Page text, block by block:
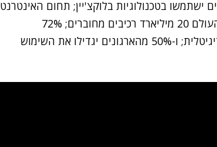
מחקריים: "עד 2020, 27% מהארגונים ישתמשו בטכנולוגיות בלוקצ'יין; תחום האינטרנט
של הדברים יצמח ב-30% ובאותה השנה יהיו ברחבי העולם 20 מיליארד רכיבים מחוברים; 72%
מהארגונים ישקיעו בשנתיים הבאות בטרנספורמציה דיגיטלית; ו-50% מהארגונים יגדילו את השימוש